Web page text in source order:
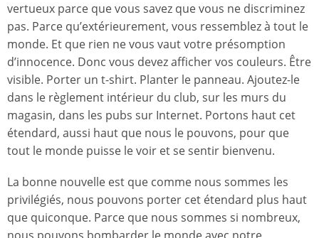
vertueux parce que vous savez que vous ne discriminez
pas. Parce qu’extérieurement, vous ressemblez à tout le
monde. Et que rien ne vous vaut votre présomption
d’innocence. Donc vous devez afficher vos couleurs. Être
visible. Porter un t-shirt. Planter le panneau. Ajoutez-le
dans le règlement intérieur du club, sur les murs du
magasin, dans les pubs sur Internet. Portons haut cet
étendard, aussi haut que nous le pouvons, pour que
tout le monde puisse le voir et se sentir bienvenu.
La bonne nouvelle est que comme nous sommes les
privilégiés, nous pouvons porter cet étendard plus haut
que quiconque. Parce que nous sommes si nombreux,